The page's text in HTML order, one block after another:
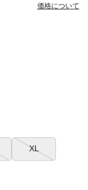
価格について
XL